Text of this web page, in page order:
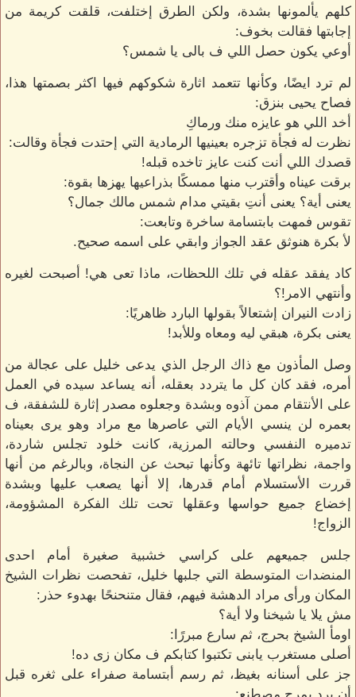
كلهم يألمونها بشدة، ولكن الطرق إختلفت، قلقت كريمة من
إجابتها فقالت بخوف:
أوعي يكون حصل اللي ف بالى يا شمس؟
لم ترد ايضًا، وكأنها تتعمد اثارة شكوكهم فيها اكثر بصمتها هذا،
فصاح يحيى بنزق:
أخد اللي هو عايزه منك ورماكِ
نظرت له فجأة تزجره بعينيها الرمادية التي إحتدت فجأة وقالت:
قصدك اللي أنت كنت عايز تاخده قبله!
برقت عيناه وأقترب منها ممسكًا بذراعيها يهزها بقوة:
يعنى أية؟ يعنى أنتِ بقيتي مدام شمس مالك جمال؟
تقوس فمهت بابتسامة ساخرة وتابعت:
لأ بكرة هنوثق عقد الجواز وابقي على اسمه صحيح.
كاد يفقد عقله في تلك اللحظات، ماذا تعى هي! أصبحت لغيره
وأنتهي الامر!؟
زادت النيران إشتعالاً بقولها البارد ظاهريًا:
يعنى بكرة، هبقي ليه ومعاه وللأبد!
وصل المأذون مع ذاك الرجل الذي يدعى خليل على عجالة من
أمره، فقد كان كل ما يتردد بعقله، أنه يساعد سيده في العمل
على الأنتقام ممن آذوه وبشدة وجعلوه مصدر إثارة للشفقة، ف
بعمره لن ينسي الأيام التي عاصرها مع مراد وهو يرى بعيناه
تدميره النفسي وحالته المرزية، كانت خلود تجلس شاردة،
واجمة، نظراتها تائهة وكأنها تبحث عن النجاة، وبالرغم من أنها
قررت الأستسلام أمام قدرها، إلا أنها يصعب عليها وبشدة
إخضاع جميع حواسها وعقلها تحت تلك الفكرة المشؤومة،
الزواج!
جلس جميعهم على كراسي خشبية صغيرة أمام احدى
المنضدات المتوسطة التي جلبها خليل، تفحصت نظرات الشيخ
المكان ورأى مراد الدهشة فيهم، فقال متنحنحًا بهدوء حذر:
مش يلا يا شيخنا ولا أية؟
اومأ الشيخ بحرج، ثم سارع مبررًا:
أصلى مستغرب يابنى تكتبوا كتابكم ف مكان زى ده!
جز على أسنانه بغيظ، ثم رسم أبتسامة صفراء على ثغره قبل